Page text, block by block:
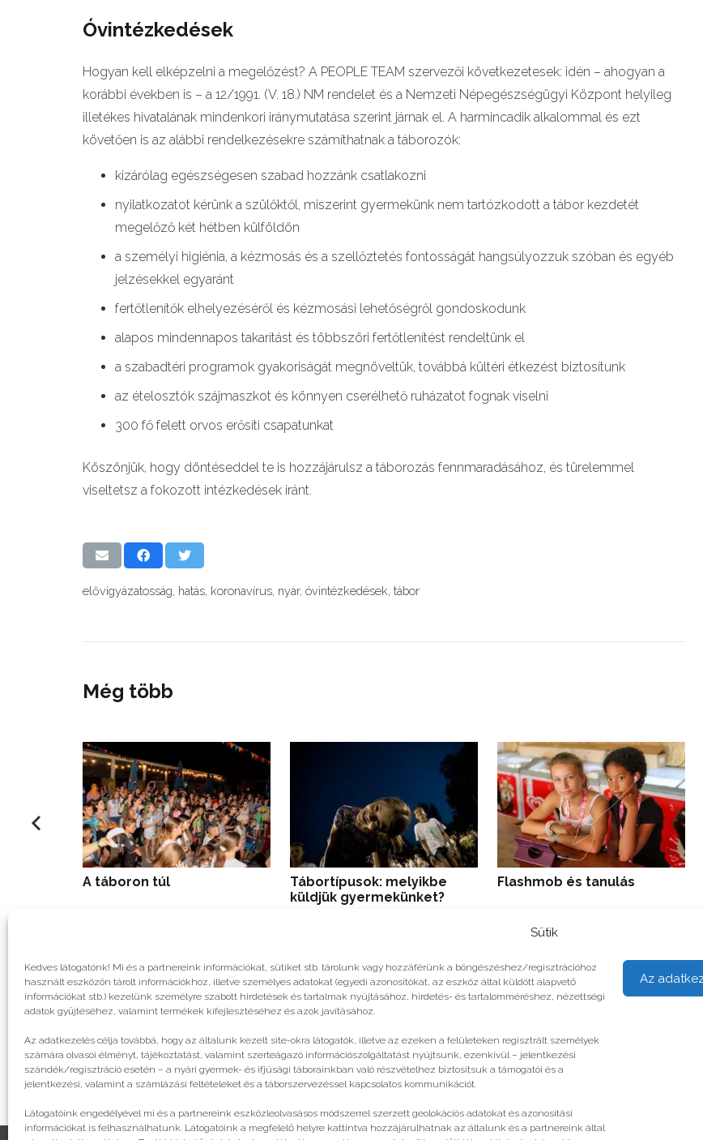
Sütik
Kedves látogatónk! Mi és a partnereink információkat, sütiket stb. tárolunk vagy hozzáférünk a böngészéshez/regisztrációhoz
használt eszközön tárolt információkhoz, illetve személyes adatokat (egyedi azonosítókat, az eszköz által küldött alapvető
információkat stb.) kezelünk személyre szabott hirdetések és tartalmak nyújtásához, hirdetés- és tartalomméréshez, nézettségi
adatok gyűjtéséhez, valamint termékek kifejlesztéséhez és azok javításához.
Az adatkezelés célja továbbá, hogy az általunk kezelt site-okra látogatók, illetve az ezeken a felületeken regisztrált személyek
számára olvasói élményt, tájékoztatást, valamint szerteágazó információszolgáltatást nyújtsunk, ezenkívül – jelentkezési
szándék/regisztráció esetén – a nyári gyermek- és ifjúsági táborainkban való részvételhez biztosítsuk a támogatói és a
jelentkezési, valamint a számlázási feltételeket és a táborszervezéssel kapcsolatos kommunikációt.
Látogatóink engedélyével mi és a partnereink eszközleolvasásos módszerrel szerzett geolokációs adatokat és azonosítási
információkat is felhasználhatunk. Látogatóink a megfelelő helyre kattintva hozzájárulhatnak az általunk és a partnereink által
Az
Óvintézkedések
Hogyan kell elképzelni a megelőzést? A PEOPLE TEAM szervezői következetesek: idén – ahogyan a
korábbi években is – a 12/1991. (V. 18.) NM rendelet és a Nemzeti Népegészségügyi Központ helyileg
illetékes hivatalának mindenkori iránymutatása szerint járnak el. A harmincadik alkalommal és ezt
követően is az alábbi rendelkezésekre számíthatnak a táborozók:
kizárólag egészségesen szabad hozzánk csatlakozni
nyilatkozatot kérünk a szülőktől, miszerint gyermekünk nem tartózkodott a tábor kezdetét
megelőző két hétben külföldön
a személyi higiénia, a kézmosás és a szellőztetés fontosságát hangsúlyozzuk szóban és egyéb
jelzésekkel egyaránt
fertőtlenítők elhelyezéséről és kézmosási lehetőségről gondoskodunk
alapos mindennapos takarítást és többszöri fertőtlenítést rendeltünk el
a szabadtéri programok gyakoriságát megnöveltük, továbbá kültéri étkezést biztosítunk
az ételosztók szájmaszkot és könnyen cserélhető ruházatot fognak viselni
300 fő felett orvos erősíti csapatunkat
Köszönjük, hogy döntéseddel te is hozzájárulsz a táborozás fennmaradásához, és türelemmel
viseltetsz a fokozott intézkedések iránt.
elővigyázatosság, hatás, koronavírus, nyár, óvintézkedések, tábor
Még több
A táboron túl
Tábortípusok: melyikbe
küldjük gyermekünket?
Flashmob és tanulás